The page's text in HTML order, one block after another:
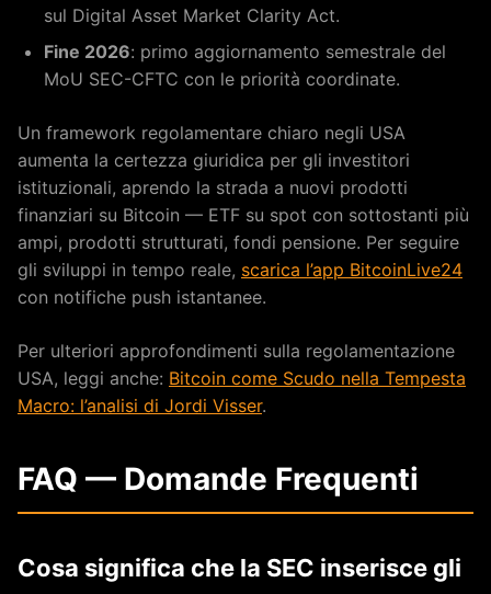
sul Digital Asset Market Clarity Act.
Fine 2026: primo aggiornamento semestrale del
MoU SEC-CFTC con le priorità coordinate.
Un framework regolamentare chiaro negli USA
aumenta la certezza giuridica per gli investitori
istituzionali, aprendo la strada a nuovi prodotti
finanziari su Bitcoin — ETF su spot con sottostanti più
ampi, prodotti strutturati, fondi pensione. Per seguire
gli sviluppi in tempo reale, scarica l’app BitcoinLive24
con notifiche push istantanee.
Per ulteriori approfondimenti sulla regolamentazione
USA, leggi anche: Bitcoin come Scudo nella Tempesta
Macro: l’analisi di Jordi Visser.
FAQ — Domande Frequenti
Cosa significa che la SEC inserisce gli